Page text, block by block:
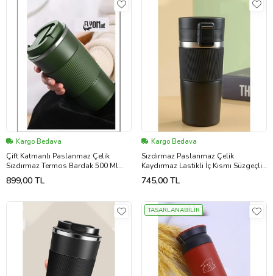
Kargo Bedava
Çift Katmanlı Paslanmaz Çelik
Sızdırmaz Termos Bardak 500 Ml
Kupa Araç Kahve Çay Termos -549
899,00 TL
Kargo Bedava
Sızdırmaz Paslanmaz Çelik
Kaydırmaz Lastikli İç Kısmı Süzgeçli
Araç Ofis Çay Kahve Termos Mug
400 ML
745,00 TL
TASARLANABİLİR